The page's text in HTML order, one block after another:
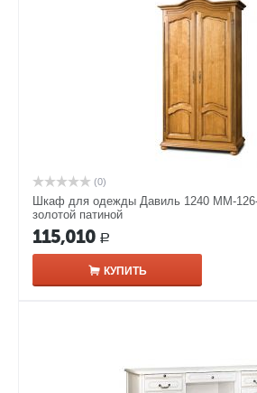
(0)
Шкаф для одежды Давиль 1240 ММ-
золотой патиной
115,010 Р
КУПИТЬ